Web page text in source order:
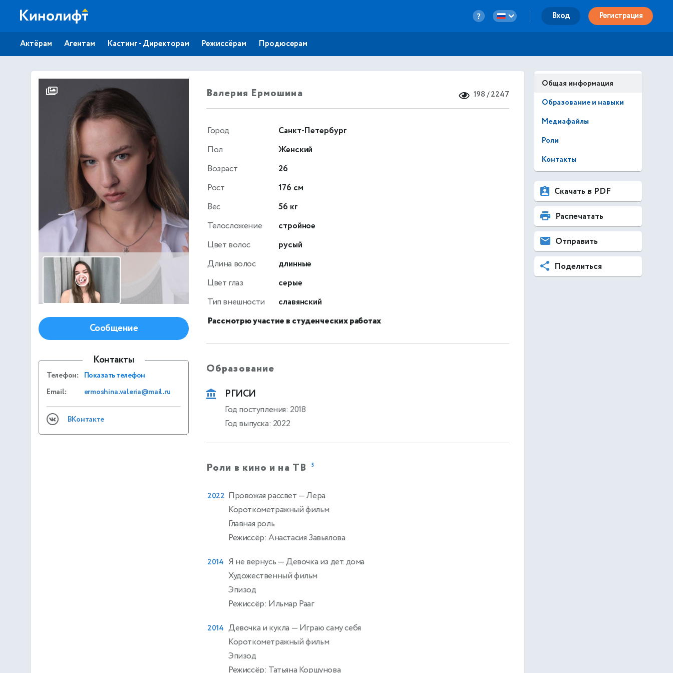
Вход Регистрация
Актёрам Агентам Кастинг - Директорам Режиссёрам Продюсерам
Сообщение
Контакты
Телефон: Показать телефон
Email:
ermoshina.valeria@mail.ru
ВКонтакте
Валерия Ермошина 198 / 2247
Город
Санкт-Петербург
Пол
Женский
Возраст
26
Рост
176 см
Вес
56 кг
Телосложение
стройное
Цвет волос
русый
Длина волос
длинные
Цвет глаз
серые
Тип внешности
славянский
Рассмотрю участие в студенческих работах
Образование
РГИСИ
Год поступления: 2018
Год выпуска: 2022
Роли в кино и на ТВ5
2022 Провожая рассвет — Лера
Короткометражный фильм
Главная роль
Режиссёр: Анастасия Завьялова
2014 Я не вернусь — Девочка из дет. дома
Художественный фильм
Эпизод
Режиссёр: Ильмар Рааг
2014 Девочка и кукла — Играю саму себя
Короткометражный фильм
Эпизод
Режиссёр: Татьяна Коршунова
Общая информация
Образование и навыки
Медиафайлы
Роли
Контакты
Скачать в PDF
Распечатать
Отправить
Поделиться